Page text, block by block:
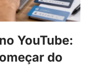
YouTube:
do